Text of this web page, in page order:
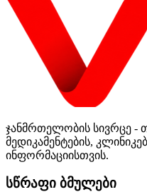
ჯანმრთელობის სივრცე -
მედიკამენტების,
ინფორმაციისთვის.
სწრაფი ბმულები